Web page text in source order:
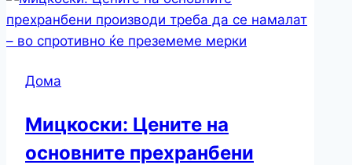
Дома
Мицкоски: Цените на
основните прехранбени